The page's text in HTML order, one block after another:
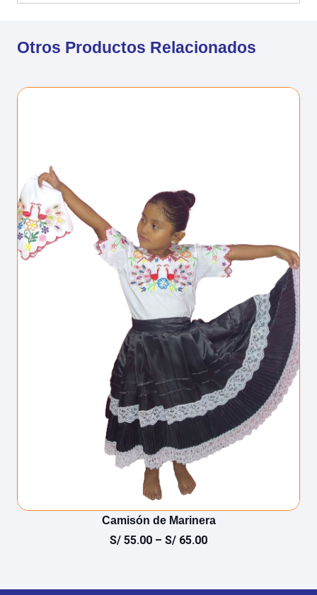
Otros Productos Relacionados
Camisón de Marinera
S/ 55.00 – S/ 65.00